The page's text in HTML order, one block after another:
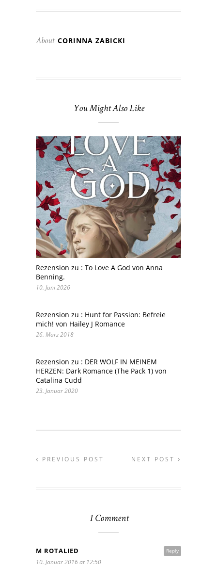
About CORINNA ZABICKI
You Might Also Like
Rezension zu : To Love A God von Anna
Benning.
10. Juni 2026
Rezension zu : Hunt for Passion: Befreie
mich! von Hailey J Romance
26. März 2018
Rezension zu : DER WOLF IN MEINEM
HERZEN: Dark Romance (The Pack 1) von
Catalina Cudd
23. Januar 2020
PREVIOUS POST NEXT POST
1 Comment
Reply
M ROTALIED
10. Januar 2016 at 12:50